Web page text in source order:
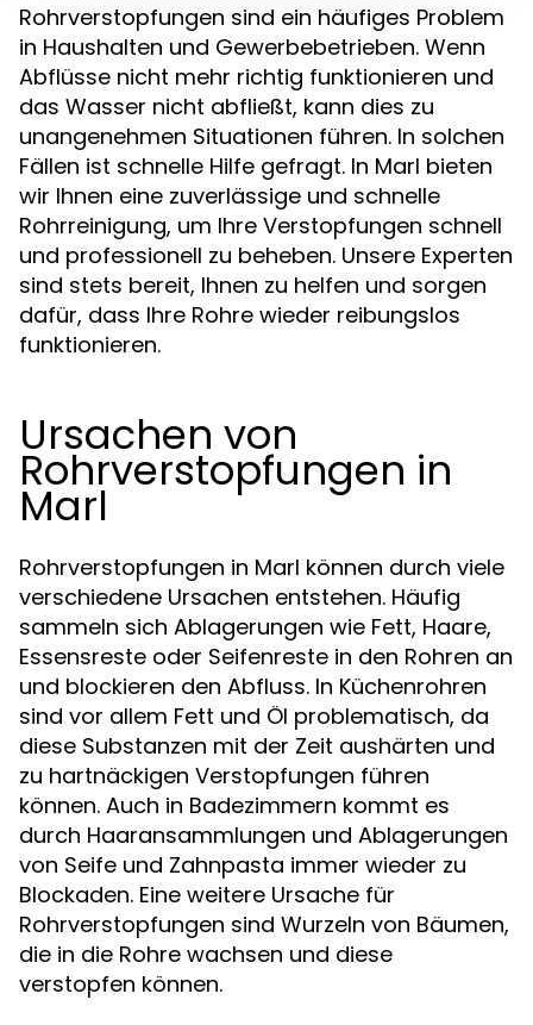
Rohrverstopfungen sind ein häufiges Problem
in Haushalten und Gewerbebetrieben. Wenn
Abflüsse nicht mehr richtig funktionieren und
das Wasser nicht abfließt, kann dies zu
unangenehmen Situationen führen. In solchen
Fällen ist schnelle Hilfe gefragt. In Marl bieten
wir Ihnen eine zuverlässige und schnelle
Rohrreinigung, um Ihre Verstopfungen schnell
und professionell zu beheben. Unsere Experten
sind stets bereit, Ihnen zu helfen und sorgen
dafür, dass Ihre Rohre wieder reibungslos
funktionieren.
Ursachen von
Rohrverstopfungen in
Marl
Rohrverstopfungen in Marl können durch viele
verschiedene Ursachen entstehen. Häufig
sammeln sich Ablagerungen wie Fett, Haare,
Essensreste oder Seifenreste in den Rohren an
und blockieren den Abfluss. In Küchenrohren
sind vor allem Fett und Öl problematisch, da
diese Substanzen mit der Zeit aushärten und
zu hartnäckigen Verstopfungen führen
können. Auch in Badezimmern kommt es
durch Haaransammlungen und Ablagerungen
von Seife und Zahnpasta immer wieder zu
Blockaden. Eine weitere Ursache für
Rohrverstopfungen sind Wurzeln von Bäumen,
die in die Rohre wachsen und diese
verstopfen können.